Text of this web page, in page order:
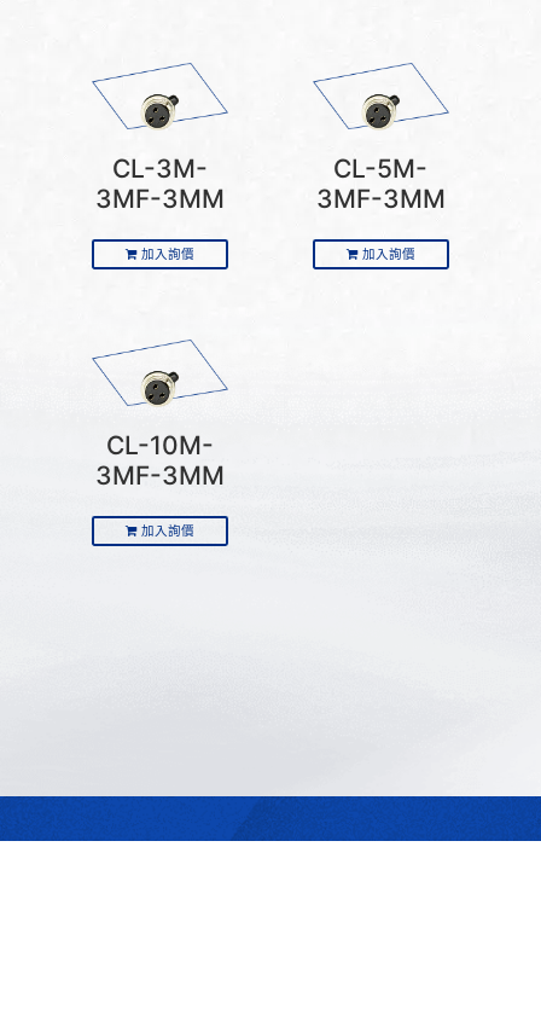
CL-3M-
3MF-3MM
加入詢價
CL-5M-
3MF-3MM
加入詢價
CL-10M-
3MF-3MM
加入詢價